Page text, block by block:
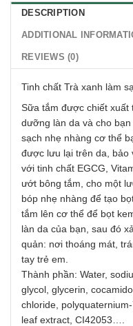
DESCRIPTION
ADDITIONAL
REVIEWS (0)
Tinh chất Trà xanh làm
Sữa tắm được chiết xuất
dưỡng làn da và cho
sạch nhẹ nhàng cơ thể
được lưu lại trên da, bảo
với tinh chất EGCG,
ướt bông tắm, cho một
bóp nhẹ nhàng để tạo
tắm lên cơ thể để bọt
làn da của bạn, sau đó
quản: nơi thoáng mát,
tay trẻ em.
Thành phần: Water,
glycol, glycerin,
chloride,
leaf extract, CI42053….